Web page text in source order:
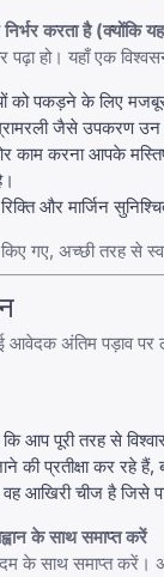
करता है (क्योंकि
हो। यहाँ एक
को पकड़ने के लिए
जैसे उपकरण उन
करना आपके
और मार्जिन
गए, अच्छी तरह से
अंतिम पड़ाव पर
है कि आप पूरी तरह से
की प्रतीक्षा कर
आखिरी चीज है जिसे
के साथ समाप्त करें
साथ समाप्त करें।